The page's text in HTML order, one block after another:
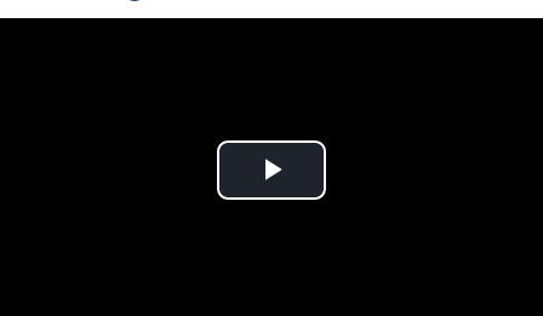
Play Video